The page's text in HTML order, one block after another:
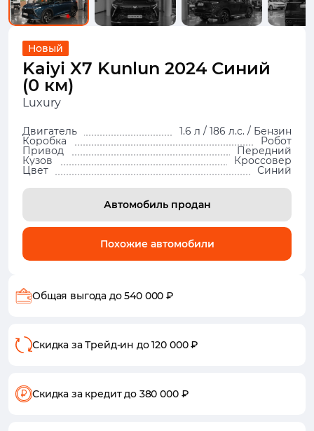
Новый
Kaiyi X7 Kunlun 2024 Синий
(0 км)
Luxury
Двигатель 1.6 л / 186 л.с. / Бензин
Коробка Робот
Привод Передний
Кузов Кроссовер
Цвет Синий
Автомобиль продан
Похожие автомобили
Общая выгода до 540 000 ₽
Скидка за Трейд-ин до 120 000 ₽
Скидка за кредитдо 380 000 ₽